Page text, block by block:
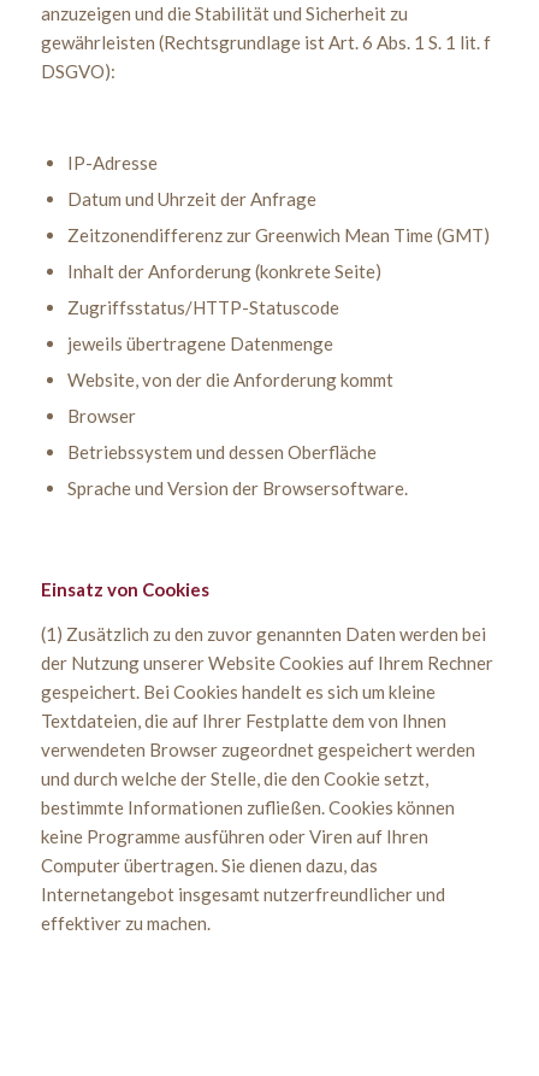
anzuzeigen und die Stabilität und Sicherheit zu
gewährleisten (Rechtsgrundlage ist Art. 6 Abs. 1 S. 1 lit. f
DSGVO):
IP-Adresse
Datum und Uhrzeit der Anfrage
Zeitzonendifferenz zur Greenwich Mean Time (GMT)
Inhalt der Anforderung (konkrete Seite)
Zugriffsstatus/HTTP-Statuscode
jeweils übertragene Datenmenge
Website, von der die Anforderung kommt
Browser
Betriebssystem und dessen Oberfläche
Sprache und Version der Browsersoftware.
Einsatz von Cookies
(1) Zusätzlich zu den zuvor genannten Daten werden bei
der Nutzung unserer Website Cookies auf Ihrem Rechner
gespeichert. Bei Cookies handelt es sich um kleine
Textdateien, die auf Ihrer Festplatte dem von Ihnen
verwendeten Browser zugeordnet gespeichert werden
und durch welche der Stelle, die den Cookie setzt,
bestimmte Informationen zufließen. Cookies können
keine Programme ausführen oder Viren auf Ihren
Computer übertragen. Sie dienen dazu, das
Internetangebot insgesamt nutzerfreundlicher und
effektiver zu machen.